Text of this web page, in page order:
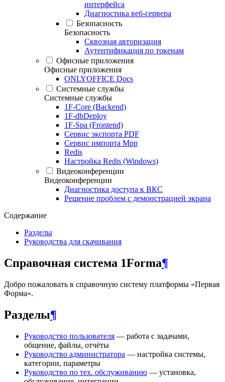
интерфейса
Диагностика веб-сервера
Безопасность
Безопасность
Сквозная авторизация
Аутентификация по токенам
Офисные приложения
Офисные приложения
ONLYOFFICE Docs
Системные службы
Системные службы
1F-Core (Backend)
1F-dbDeploy
1F-Spa (Frontend)
Сервис экспорта PDF
Сервис импорта Mpp
Redis
Настройка Redis (Windows)
Видеоконференции
Видеоконференции
Диагностика доступа к ВКС
Решение проблем с демонстрацией экрана
Содержание
Разделы
Руководства для скачивания
Справочная система 1Forma¶
Добро пожаловать в справочную систему платформы «Первая
Форма».
Разделы¶
Руководство пользователя — работа с задачами,
общение, файлы, отчёты
Руководство администратора — настройка системы,
категории, параметры
Руководство по тех. обслуживанию — установка,